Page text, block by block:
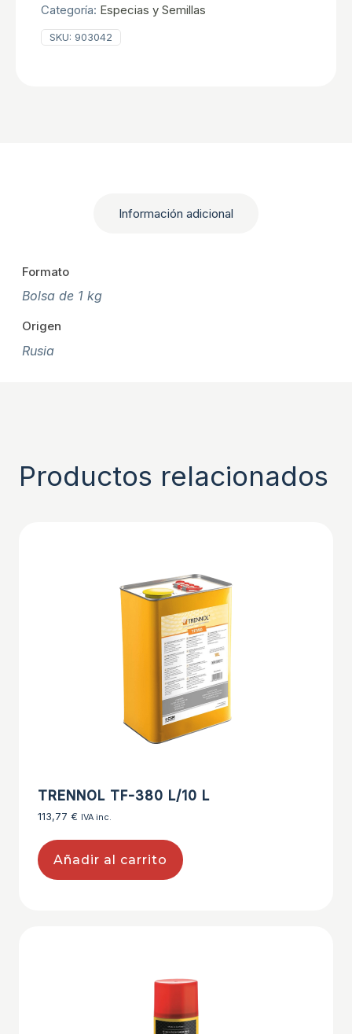
Categoría: Especias y Semillas
SKU: 903042
Información adicional
Formato
Bolsa de 1 kg
Origen
Rusia
Productos relacionados
TRENNOL TF-380 L/10 L
113,77 € IVA inc.
Añadir al carrito